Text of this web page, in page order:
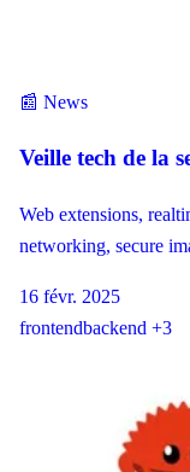
📰 News
Veille tech de la
Web extensions,
networking, secure
16 févr. 2025
frontendbackend +3